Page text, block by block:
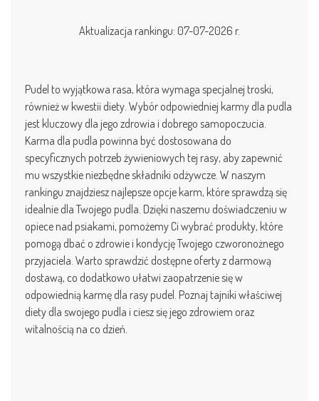
Aktualizacja rankingu: 07-07-2026 r.
Pudel to wyjątkowa rasa, która wymaga specjalnej troski,
również w kwestii diety. Wybór odpowiedniej karmy dla pudla
jest kluczowy dla jego zdrowia i dobrego samopoczucia.
Karma dla pudla powinna być dostosowana do
specyficznych potrzeb żywieniowych tej rasy, aby zapewnić
mu wszystkie niezbędne składniki odżywcze. W naszym
rankingu znajdziesz najlepsze opcje karm, które sprawdzą się
idealnie dla Twojego pudla. Dzięki naszemu doświadczeniu w
opiece nad psiakami, pomożemy Ci wybrać produkty, które
pomogą dbać o zdrowie i kondycję Twojego czworonożnego
przyjaciela. Warto sprawdzić dostępne oferty z darmową
dostawą, co dodatkowo ułatwi zaopatrzenie się w
odpowiednią karmę dla rasy pudel. Poznaj tajniki właściwej
diety dla swojego pudla i ciesz się jego zdrowiem oraz
witalnością na co dzień.